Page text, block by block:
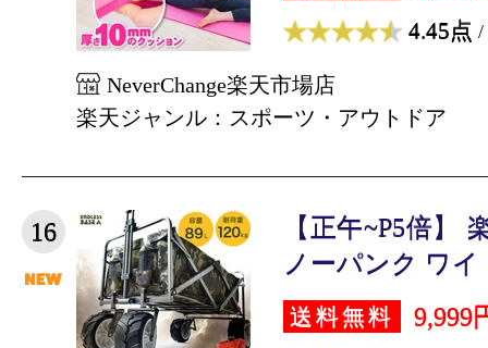
4.45点 /
NeverChange楽天市場店
楽天ジャンル：スポーツ・アウトドア
16
【正午~P5倍】
ノーパンク ワイ
送料無料 9,999